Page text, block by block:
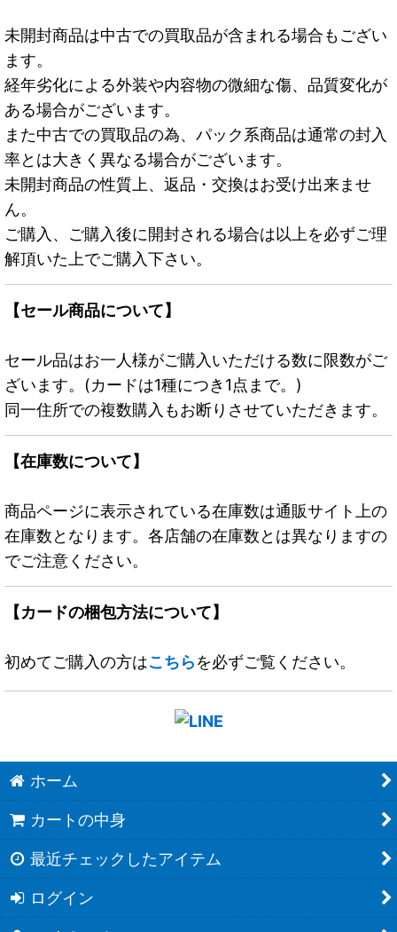
未開封商品は中古での買取品が含まれる場合もござい
ます。
経年劣化による外装や内容物の微細な傷、品質変化が
ある場合がございます。
また中古での買取品の為、パック系商品は通常の封入
率とは大きく異なる場合がございます。
未開封商品の性質上、返品・交換はお受け出来ませ
ん。
ご購入、ご購入後に開封される場合は以上を必ずご理
解頂いた上でご購入下さい。
【セール商品について】
セール品はお一人様がご購入いただける数に限数がご
ざいます。(カードは1種につき1点まで。)
同一住所での複数購入もお断りさせていただきます。
【在庫数について】
商品ページに表示されている在庫数は通販サイト上の
在庫数となります。各店舗の在庫数とは異なりますの
でご注意ください。
【カードの梱包方法について】
初めてご購入の方はこちらを必ずご覧ください。
ホーム
カートの中身
最近チェックしたアイテム
ログイン